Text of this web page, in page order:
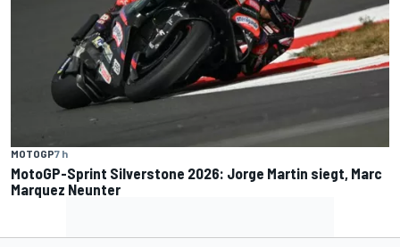
MOTOGP7 h
MotoGP-Sprint Silverstone 2026: Jorge Martin siegt, Marc
Marquez Neunter